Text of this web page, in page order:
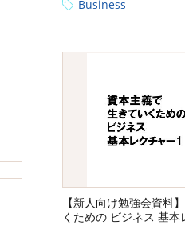
Business
【新人向け勉強会資料
くための ビジネス 基本